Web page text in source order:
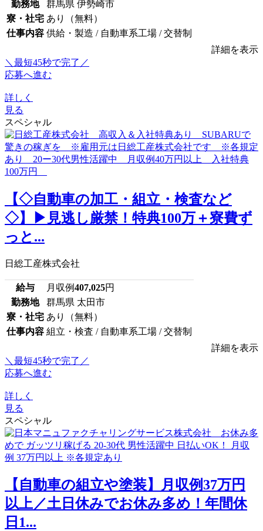
勤務地
群馬県 伊勢崎市
寮・社宅 あり（無料）
仕事内容 供給・製造 / 自動車系工場 / 交替制
詳細を表示
＼最短45秒で完了／
応募へ進む
詳しく
見る
スペシャル
【◇自動車の加工・組立・検査など
◇】▶見逃し厳禁！特典100万＋寮費ず
っと...
日総工産株式会社
給与 月収例407,025円
勤務地
群馬県 太田市
寮・社宅 あり（無料）
仕事内容 組立・検査 / 自動車系工場 / 交替制
詳細を表示
＼最短45秒で完了／
応募へ進む
詳しく
見る
スペシャル
【自動車の組立や塗装】月収例37万円
以上／土日休みでお休み多め！年間休
日1...